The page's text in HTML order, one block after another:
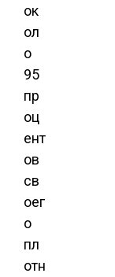
ок
ол
о
95
пр
оц
ент
ов
св
оег
о
пл
отн